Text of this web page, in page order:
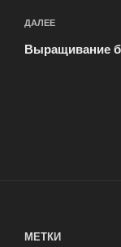
Следующая
запись
ДАЛЕЕ
Выращивание
МЕТКИ